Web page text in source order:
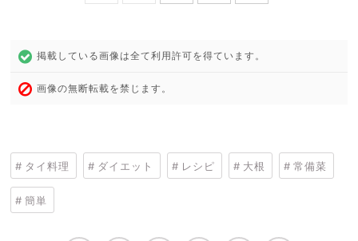
掲載している画像は全て利用許可を得ています。
画像の無断転載を禁じます。
タイ料理 ダイエット レシピ 大根 常備菜
簡単